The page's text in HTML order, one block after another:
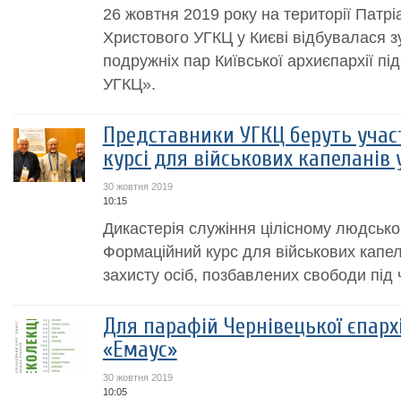
26 жовтня 2019 року на території
Христового УГКЦ у Києві відбувалася
подружніх пар Київської архиєпархії
УГКЦ».
Представники УГКЦ беруть
курсі для військових капеланів
30 жовтня 2019
10:15
Дикастерія служіння цілісному
Формаційний курс для військових
захисту осіб, позбавлених свободи під
Для парафій Чернівецької
«Емаус»
30 жовтня 2019
10:05